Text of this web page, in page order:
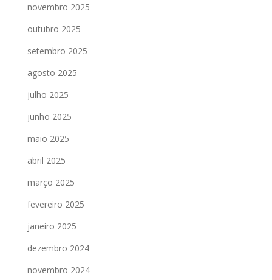
novembro 2025
outubro 2025
setembro 2025
agosto 2025
julho 2025
junho 2025
maio 2025
abril 2025
março 2025
fevereiro 2025
janeiro 2025
dezembro 2024
novembro 2024